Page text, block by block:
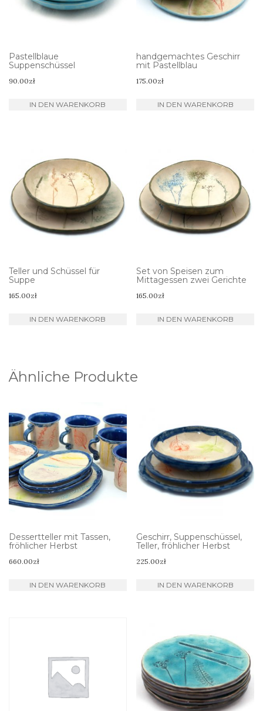
Pastellblaue
Suppenschüssel
90.00zł
IN DEN WARENKORB
handgemachtes Geschirr
mit Pastellblau
175.00zł
IN DEN WARENKORB
Teller und Schüssel für
Suppe
165.00zł
IN DEN WARENKORB
Set von Speisen zum
Mittagessen zwei Gerichte
165.00zł
IN DEN WARENKORB
Ähnliche Produkte
Dessertteller mit Tassen,
fröhlicher Herbst
660.00zł
IN DEN WARENKORB
Geschirr, Suppenschüssel,
Teller, fröhlicher Herbst
225.00zł
IN DEN WARENKORB